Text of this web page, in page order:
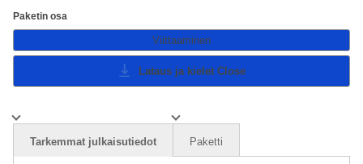
Paketin osa
Viittaaminen
Lataus ja kielet Close
Tarkemmat julkaisutiedot Paketti